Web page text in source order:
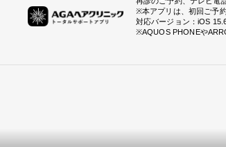
※本アプリは、初回ご予
対応バージョン：iOS
※AQUOS PHONEや